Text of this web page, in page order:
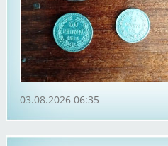
03.08.2026 06:35